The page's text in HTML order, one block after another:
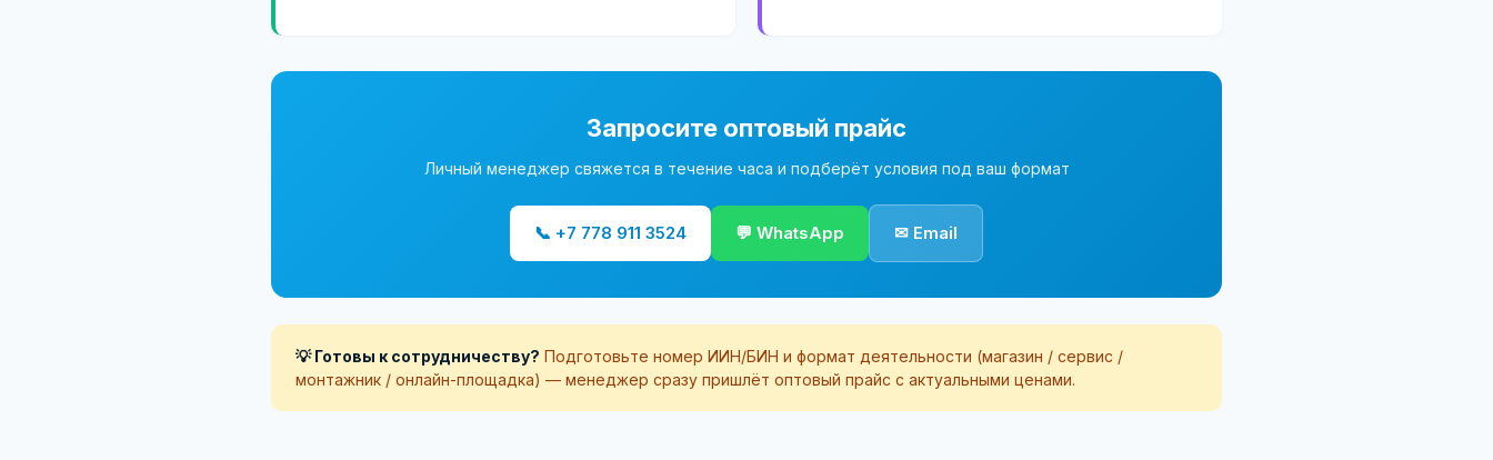
Запросите оптовый прайс
Личный менеджер свяжется в течение часа и подберёт условия под ваш формат
📞 +7 778 911 3524 💬 WhatsApp ✉ Email
💡 Готовы к сотрудничеству? Подготовьте номер ИИН/БИН и формат деятельности (магазин / сервис /
монтажник / онлайн-площадка) — менеджер сразу пришлёт оптовый прайс с актуальными ценами.